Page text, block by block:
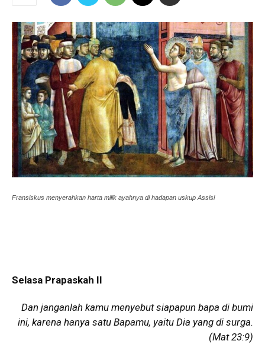
Fransiskus menyerahkan harta milik ayahnya di hadapan uskup Assisi
Selasa Prapaskah II
Dan janganlah kamu menyebut siapapun bapa di bumi
ini, karena hanya satu Bapamu, yaitu Dia yang di surga.
(Mat 23:9)